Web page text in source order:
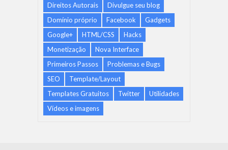
Direitos Autorais
Divulgue seu blog
Domínio próprio
Facebook
Gadgets
Google+
HTML/CSS
Hacks
Monetização
Nova Interface
Primeiros Passos
Problemas e Bugs
SEO
Template/Layout
Templates Gratuitos
Twitter
Utilidades
Vídeos e imagens